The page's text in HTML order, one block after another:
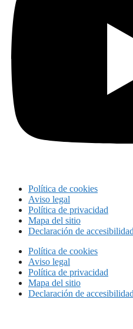
Política de cookies
Aviso legal
Política de privacidad
Mapa del sitio
Declaración de accesibilidad
Política de cookies
Aviso legal
Política de privacidad
Mapa del sitio
Declaración de accesibilidad